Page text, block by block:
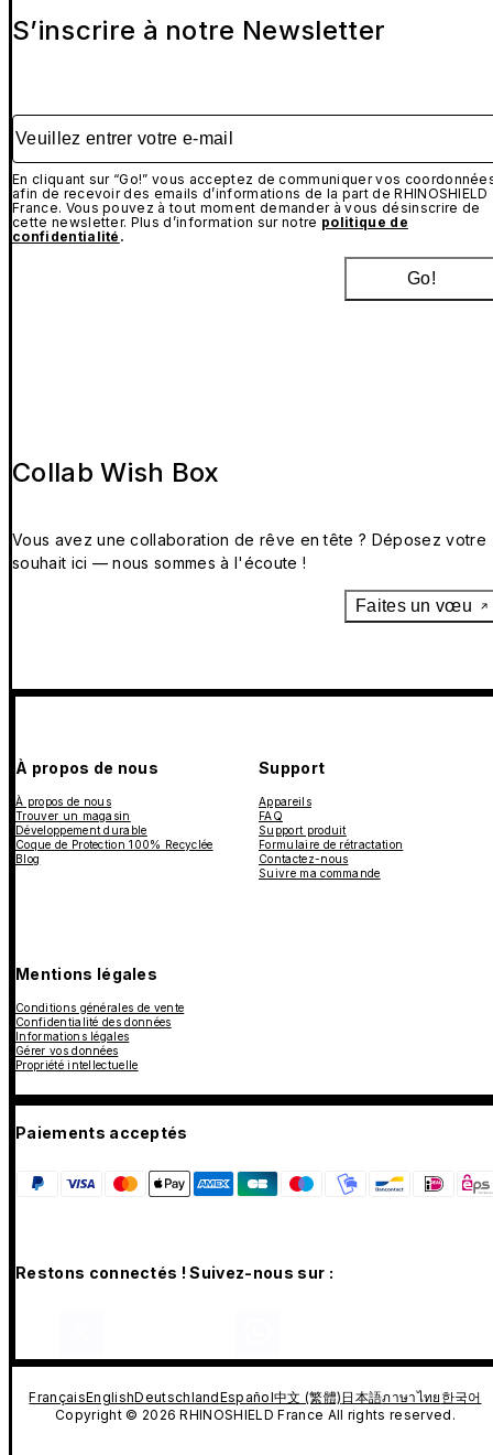
S’inscrire à notre Newsletter
Veuillez entrer votre e-mail
En cliquant sur “Go!” vous acceptez de communiquer vos
afin de recevoir des emails d’informations de la part de RHINOSHIELD
France. Vous pouvez à tout moment demander à vous désinscrire de
cette newsletter. Plus d’information sur notre politique de
confidentialité .
Go!
Collab Wish Box
Vous avez une collaboration de rêve en tête ? Déposez votre
souhait ici — nous sommes à l'écoute !
Faites un vœu
À propos de nous
À propos de nous
Trouver un magasin
Développement durable
Coque de Protection 100% Recyclée
Blog
Support
Appareils
FAQ
Support produit
Formulaire de rétractation
Contactez-nous
Suivre ma commande
Mentions légales
Conditions générales de vente
Confidentialité des données
Informations légales
Gérer vos données
Propriété intellectuelle
Paiements acceptés
Restons connectés ! Suivez-nous sur :
FrançaisEnglishDeutschlandEspañol中文 (繁體)日本語ภาษาไทย 한국어
Copyright © 2026 RHINOSHIELD France All rights reserved.